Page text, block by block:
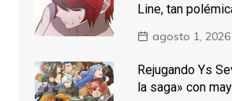
Line, tan
agosto 1, 2026
Rejugando Ys
la saga» con